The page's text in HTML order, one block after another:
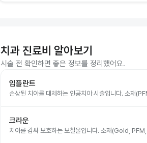
치과 진료비 알아보기
시술 전 확인하면 좋은 정보를 정리했어요.
임플란트
손상된 치아를 대체하는 인공치아 시술입니다. 소재
크라운
치아를 감싸 보호하는 보철물입니다. 소재(Gold,